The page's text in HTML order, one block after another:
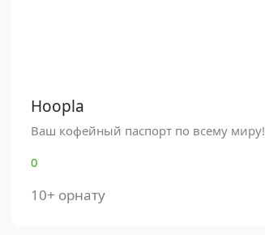
Hoopla
Ваш кофейный паспорт по всему миру!
0
10+ орнату